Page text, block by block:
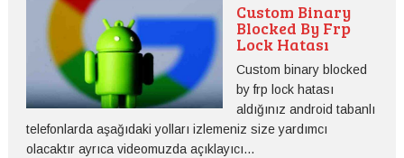
Custom Binary
Blocked By Frp
Lock Hatası
Custom binary blocked
by frp lock hatası
aldığınız android tabanlı
telefonlarda aşağıdaki yolları izlemeniz size yardımcı
olacaktır ayrıca videomuzda açıklayıcı...